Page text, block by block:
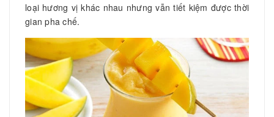
loại hương vị khác nhau nhưng vẫn tiết kiệm được thời
gian pha chế.